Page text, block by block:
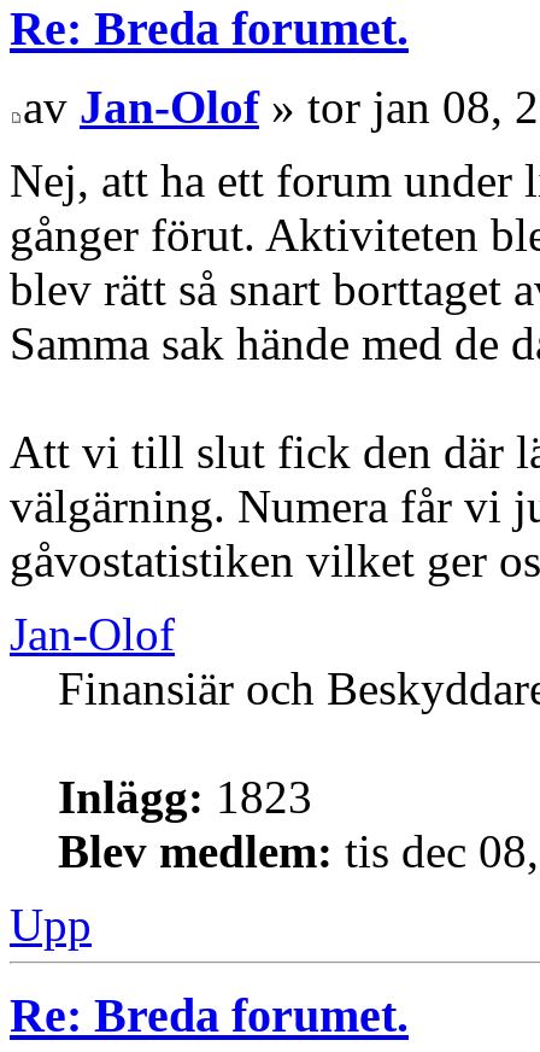
Re: Breda forumet.
av Jan-Olof» tor jan 08,
Nej, att ha ett forum
gånger förut. Aktiviteten
blev rätt så snart borttaget
Samma sak hände med de
Att vi till slut fick den där
välgärning. Numera får vi
gåvostatistiken vilket ger
Jan-Olof
Finansiär och
Inlägg: 1823
Blev medlem: tis dec
Upp
Re: Breda forumet.